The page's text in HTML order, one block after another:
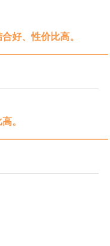
好、性价比高。
——
。
——